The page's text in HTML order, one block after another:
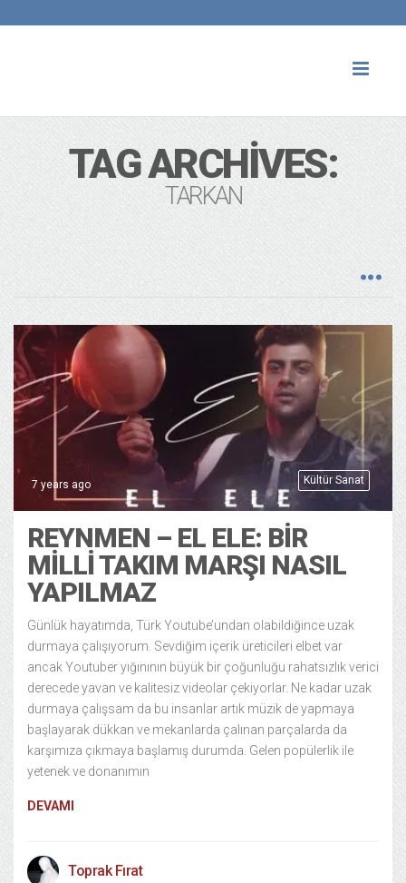
TAG ARCHIVES:
TARKAN
Kültür Sanat
7 years ago
REYNMEN – EL ELE: BIR
MILLI TAKIM MARŞI NASIL
YAPILMAZ
Günlük hayatımda, Türk Youtube’undan olabildiğince uzak
durmaya çalışıyorum. Sevdiğim içerik üreticileri elbet var
ancak Youtuber yığınının büyük bir çoğunluğu rahatsızlık verici
derecede yavan ve kalitesiz videolar çekiyorlar. Ne kadar uzak
durmaya çalışsam da bu insanlar artık müzik de yapmaya
başlayarak dükkan ve mekanlarda çalınan parçalarda da
karşımıza çıkmaya başlamış durumda. Gelen popülerlik ile
yetenek ve donanımın
DEVAMI
Toprak Fırat